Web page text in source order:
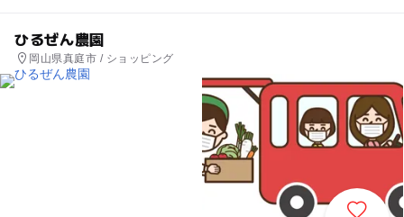
ひるぜん農園
岡山県真庭市 / ショッピング